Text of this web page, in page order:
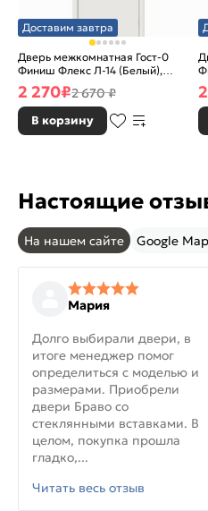
Доставим завтра
Дверь межкомнатная Гост-0
Финиш Флекс Л-14 (Белый),
глухая, каркасно-щитовая
2 270₽2 670 ₽
В корзину
Настоящие
На нашем сайте Google
Мария
Долго выбирали двери, в
итоге менеджер помог
определиться с моделью и
размерами. Приобрели
двери Браво со
стеклянными вставками. В
целом, покупка прошла
гладко,...
Читать весь отзыв